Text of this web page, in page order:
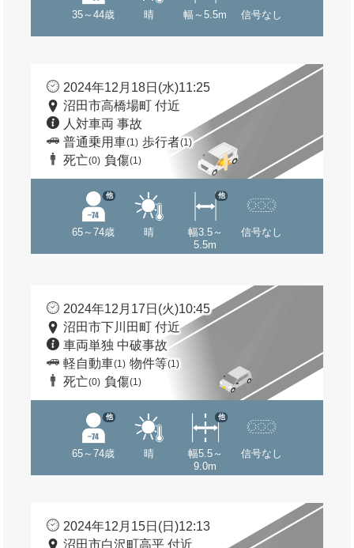
35～44歳 晴 幅～5.5m 信号なし
2024年12月18日(水)11:25
沼田市高橋場町 付近
人対車両 事故
普通乗用車(1) 歩行者(1)
死亡(0) 負傷(1)
65～74歳
他
晴
幅3.5～
5.5m
他
信号なし
2024年12月17日(火)10:45
沼田市下川田町 付近
車両単独 中破事故
軽自動車(1) 物件等(1)
死亡(0) 負傷(1)
65～74歳
他
晴
幅5.5～
9.0m
他
信号なし
2024年12月15日(日)12:13
沼田市白沢町高平 付近